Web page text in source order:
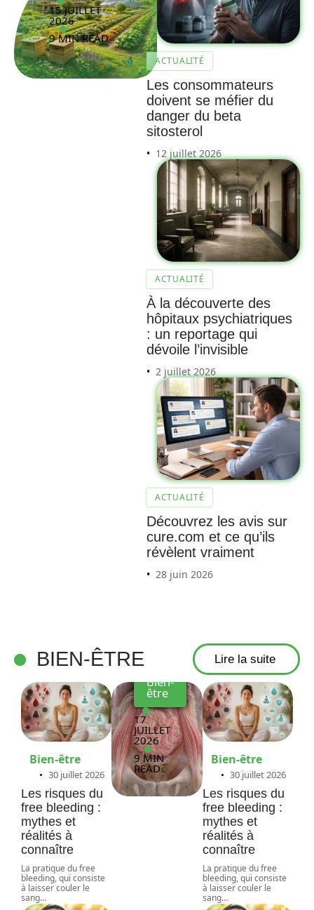
15 JUILLET
2026
9 MIN READ
ACTUALITÉ
Les consommateurs
doivent se méfier du
danger du beta
sitosterol
12 juillet 2026
ACTUALITÉ
À la découverte des
hôpitaux psychiatriques
: un reportage qui
dévoile l’invisible
2 juillet 2026
ACTUALITÉ
Découvrez les avis sur
cure.com et ce qu’ils
révèlent vraiment
28 juin 2026
BIEN-ÊTRE Lire la suite
Bien-être
30 juillet 2026
Les risques du
free bleeding :
mythes et
réalités à
connaître
La pratique du free
bleeding, qui consiste
à laisser couler le
sang…
Décou
vrez
l’impac
t du
psoas
sur
l’accu
mulatio
n de
Bien-
être
17
JUILLET
2026
9 MIN
READ
Bien-être
30 juillet 2026
Les risques du
free bleeding :
mythes et
réalités à
connaître
La pratique du free
bleeding, qui consiste
à laisser couler le
sang…